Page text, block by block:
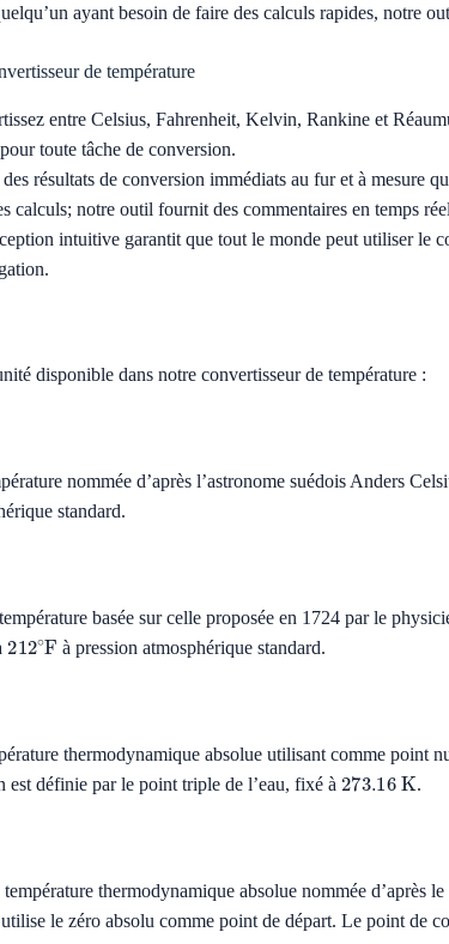
ayant besoin de faire des calculs rapides, notre
de température
entre Celsius, Fahrenheit, Kelvin, Rankine et
toute tâche de conversion.
résultats de conversion immédiats au fur et à mesure
calculs; notre outil fournit des commentaires en temps
intuitive garantit que tout le monde peut utiliser le
disponible dans notre convertisseur de température :
nommée d’après l’astronome suédois Anders
standard.
basée sur celle proposée en 1724 par le
212∘Fà pression atmosphérique standard.
thermodynamique absolue utilisant comme point
définie par le point triple de l’eau, fixé à 273.16 K.
thermodynamique absolue nommée
le zéro absolu comme point de départ. Le point de